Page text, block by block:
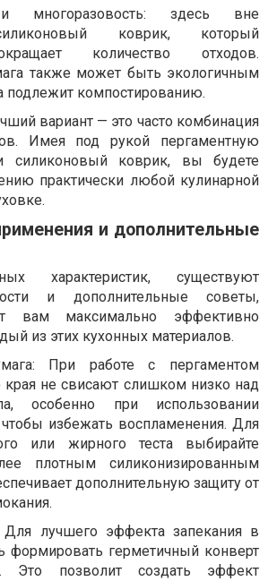
и многоразовость: здесь вне
коврик, который
количество отходов.
также может быть экологичным
подлежит компостированию.
вариант — это часто комбинация
Имея под рукой пергаментную
силиконовый коврик, вы будете
практически любой кулинарной
и дополнительные
характеристик, существуют
и дополнительные советы,
вам максимально эффективно
из этих кухонных материалов.
При работе с пергаментом
края не свисают слишком низко над
особенно при использовании
избежать воспламенения. Для
или жирного теста выбирайте
плотным силиконизированным
дополнительную защиту от
лучшего эффекта запекания в
формировать герметичный конверт
Это позволит создать эффект